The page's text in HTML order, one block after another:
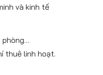
và kinh tế
phòng…
thuê linh hoạt.